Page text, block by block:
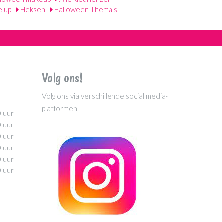
up Heksen Halloween Thema's
uur
uur
uur
uur
uur
uur
Volg ons!
Volg ons via verschillende social media-
platformen